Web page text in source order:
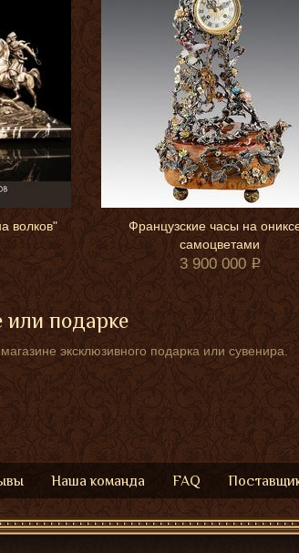
волков"
Французские часы на
самоцветами
3 900 000
или подарке
эксклюзивного подарка или сувенира.
Наша команда FAQ